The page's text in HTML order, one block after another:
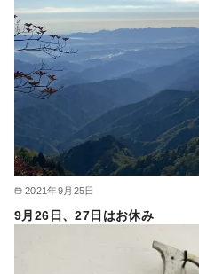
2021年9月25日
9月26日、27日はお休み